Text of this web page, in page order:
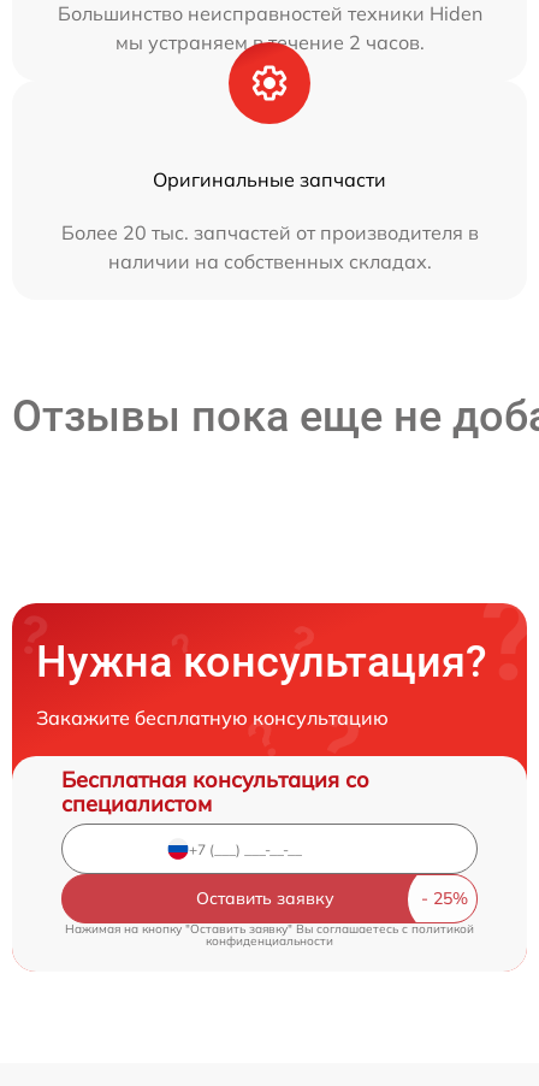
Большинство неисправностей техники Hiden
мы устраняем в течение 2 часов.
Оригинальные запчасти
Более 20 тыс. запчастей от производителя в
наличии на собственных складах.
Отзывы пока еще не
Нужна консультация?
Закажите бесплатную консультацию
Бесплатная консультация со
специалистом
Оставить заявку
Нажимая на кнопку "Оставить заявку" Вы соглашаетесь c политикой
конфиденциальности